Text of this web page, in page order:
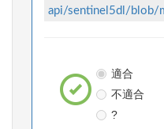
api/sentinel5dl/blob/
適合
不適合
?